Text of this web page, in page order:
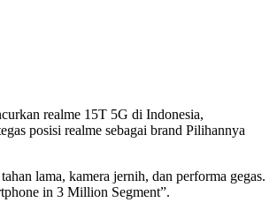
realme 15T 5G di Indonesia,
posisi realme sebagai brand Pilihannya
lama, kamera jernih, dan performa gegas.
in 3 Million Segment”.